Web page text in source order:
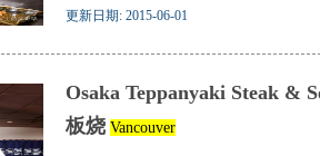
更新日期: 2015-06-01
Osaka Teppanyaki Steak &
板烧 Vancouver